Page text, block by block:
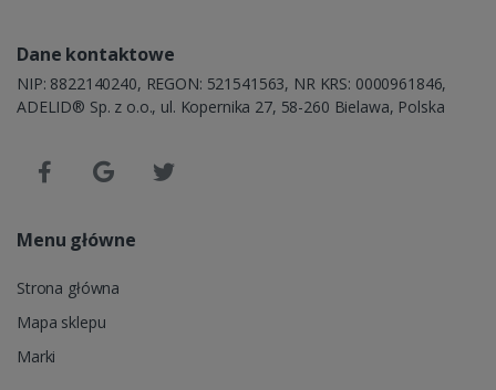
Dane kontaktowe
NIP: 8822140240, REGON: 521541563, NR KRS: 0000961846,
ADELID® Sp. z o.o., ul. Kopernika 27, 58-260 Bielawa, Polska
Menu główne
Strona główna
Mapa sklepu
Marki